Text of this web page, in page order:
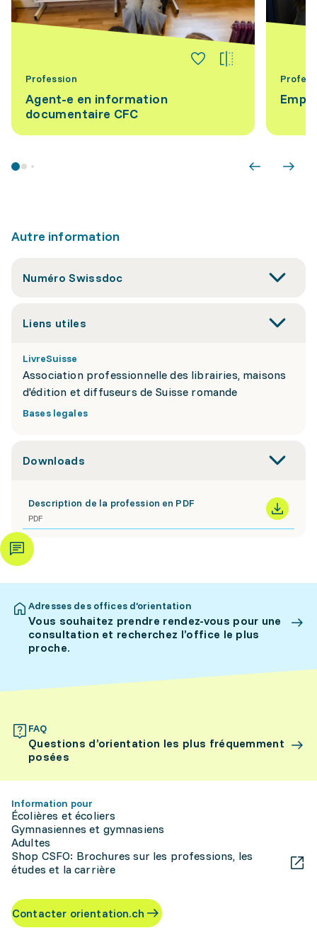
Profession
Agent-e en information
documentaire CFC
Autre information
Numéro Swissdoc
Liens utiles
LivreSuisse
Association professionnelle des librairies, maisons
d'édition et diffuseurs de Suisse romande
Bases legales
Downloads
Description de la profession en PDF
PDF
Adresses des offices d’orientation
Vous souhaitez prendre rendez-vous pour une
consultation et recherchez l’office le plus
proche.
FAQ
Questions d’orientation les plus fréquemment
posées
Information pour
Écolières et écoliers
Gymnasiennes et gymnasiens
Adultes
Shop CSFO: Brochures sur les professions, les
études et la carrière
Contacter orientation.ch